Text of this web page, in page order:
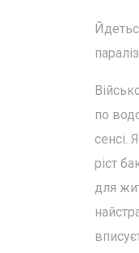
по
сенсі.
ріст
для